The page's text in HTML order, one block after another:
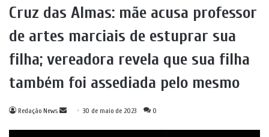
Cruz das Almas: mãe acusa professor
de artes marciais de estuprar sua
filha; vereadora revela que sua filha
também foi assediada pelo mesmo
Redação News
Mande30 de maio de 2023 0